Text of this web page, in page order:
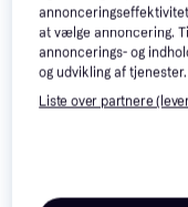
Anmeldelser
at vælge annoncering.
annoncerings- og
og udvikling af tjenester.
Liste over partnere